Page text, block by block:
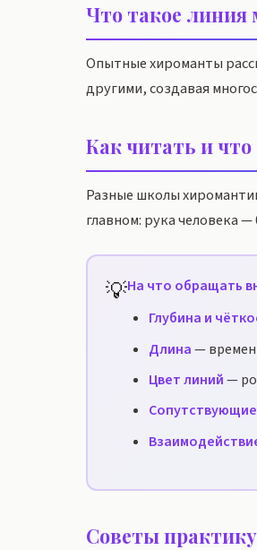
Что такое линия
Опытные хироманты
другими, создавая
Как читать и что
Разные школы
главном: рука человека
💡На что обращать
Глубина и
Длина—
Цвет линий—
Советы